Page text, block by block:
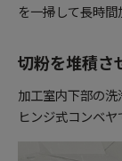
を一掃して長時間
切粉を堆積さ
加工室内下部の
ヒンジ式コンベ